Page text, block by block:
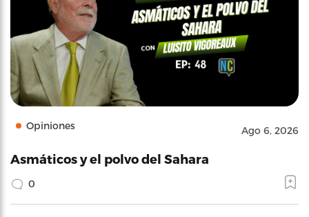
Opiniones Ago 6, 2026
Asmáticos y el polvo del Sahara
0